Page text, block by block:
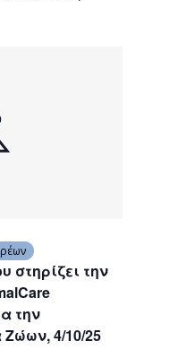
στηρίζει την
την
4/10/25